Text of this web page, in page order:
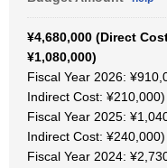
¥4,680,000 (Direct
¥1,080,000)
Fiscal Year 2026:
Indirect Cost: ¥210,000)
Fiscal Year 2025:
Indirect Cost: ¥240,000)
Fiscal Year 2024: